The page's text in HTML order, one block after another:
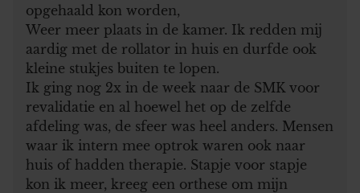
opgehaald kon worden,
Weer meer plaats in de kamer. Ik redden mij
aardig met de rollator in huis en durfde ook
kleine stukjes buiten te lopen.
Ik ging nog 2x in de week naar de SMK voor
revalidatie en al hoewel het op de zelfde
afdeling was, de sfeer was heel anders. Mensen
waar ik intern mee optrok waren ook naar
huis of hadden therapie. Stapje voor stapje
kon ik meer, kreeg een orthese om mijn